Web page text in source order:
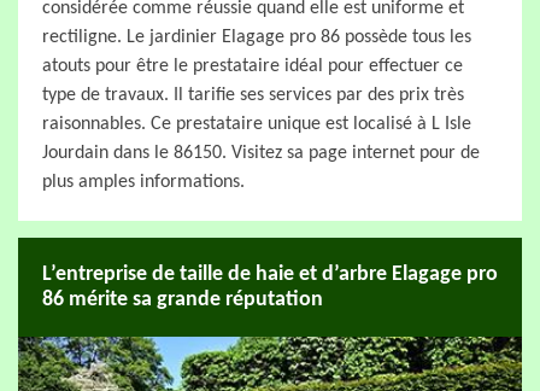
considérée comme réussie quand elle est uniforme et
rectiligne. Le jardinier Elagage pro 86 possède tous les
atouts pour être le prestataire idéal pour effectuer ce
type de travaux. Il tarifie ses services par des prix très
raisonnables. Ce prestataire unique est localisé à L Isle
Jourdain dans le 86150. Visitez sa page internet pour de
plus amples informations.
L’entreprise de taille de haie et d’arbre Elagage pro
86 mérite sa grande réputation